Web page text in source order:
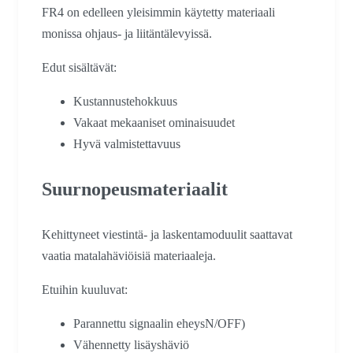
FR4 on edelleen yleisimmin käytetty materiaali
monissa ohjaus- ja liitäntälevyissä.
Edut sisältävät:
Kustannustehokkuus
Vakaat mekaaniset ominaisuudet
Hyvä valmistettavuus
Suurnopeusmateriaalit
Kehittyneet viestintä- ja laskentamoduulit saattavat
vaatia matalahäviöisiä materiaaleja.
Etuihin kuuluvat:
Parannettu signaalin eheysN/OFF)
Vähennetty lisäyshäviö